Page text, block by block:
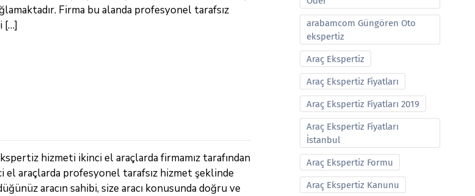
Firma bu alanda profesyonel tarafsız
[…]
hizmeti ikinci el araçlarda firmamız tarafından
araçlarda profesyonel tarafsız hizmet şeklinde
aracın sahibi, size aracı konusunda doğru ve
arabamcom Güngören Oto
ekspertiz
Araç Ekspertiz
Araç Ekspertiz Fiyatları
Araç Ekspertiz Fiyatları 2019
Araç Ekspertiz Fiyatları
İstanbul
Araç Ekspertiz Formu
Araç Ekspertiz Kanunu